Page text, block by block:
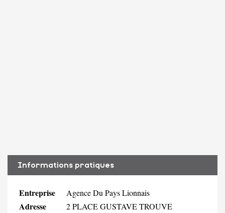
Informations pratiques
Entreprise Agence Du Pays Lionnais
Adresse 2 PLACE GUSTAVE TROUVE